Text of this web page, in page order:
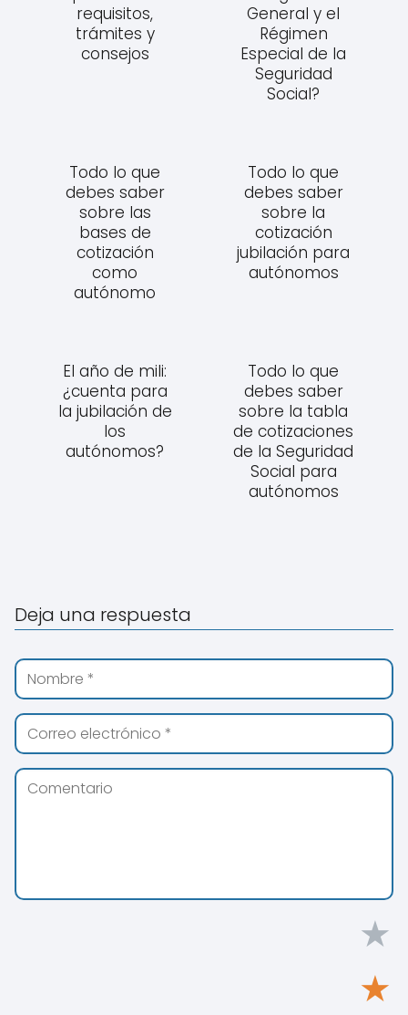
requisitos,
trámites y
consejos
General y el
Régimen
Especial de la
Seguridad
Social?
Todo lo que
debes saber
sobre las
bases de
cotización
como
autónomo
Todo lo que
debes saber
sobre la
cotización
jubilación para
autónomos
El año de mili:
¿cuenta para
la jubilación de
los
autónomos?
Todo lo que
debes saber
sobre la tabla
de cotizaciones
de la Seguridad
Social para
autónomos
Deja una respuesta
★
★